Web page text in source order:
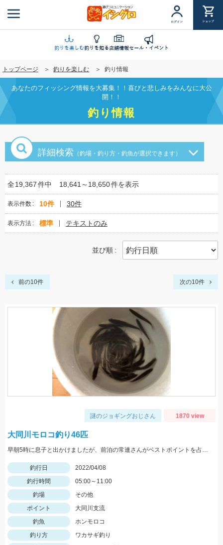
ン
に
移
動
ログイン ショップ
釣りを楽しむ釣りを知る店舗情報セール・イベント
トップページ 釣りを楽しむ 釣り情報
あなたのフィッシング情報を大募集！！喜びと悲しみをみんなに大公
開！！
釣り情報
詳細検索 （釣場・釣り方・釣魚が選択できます）
全19,367件中 18,641～18,650件を表示
表示件数 10件 30件
表示方法 標準 テキストのみ
並び順
前の10件 次の10件
謎のジョギングおじさん 1870 view
大同川モロコ釣り46匹
早朝5時に息子と出かけましたが、前泊の常連さんがベストポイントを占拠していて、周りでしか釣れませんでした。
釣行日
2022/04/08
釣行時間
05:00～11:00
釣場
その他
ポイント
大同川支流
釣魚
ホンモロコ
釣り方
ワカサギ釣り